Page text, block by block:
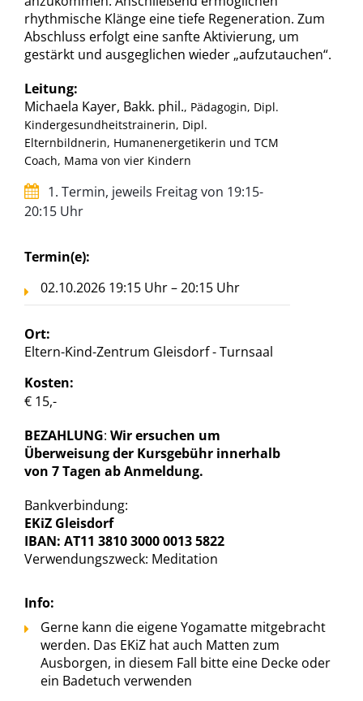
rhythmische Klänge eine tiefe Regeneration. Zum
Abschluss erfolgt eine sanfte Aktivierung, um
gestärkt und ausgeglichen wieder „aufzutauchen“.
Leitung:
Michaela Kayer, Bakk. phil., Pädagogin, Dipl.
Kindergesundheitstrainerin, Dipl.
Elternbildnerin, Humanenergetikerin und TCM
Coach, Mama von vier Kindern
1. Termin, jeweils Freitag von 19:15-
20:15 Uhr
Termin(e):
02.10.2026 19:15 Uhr – 20:15 Uhr
Ort:
Eltern-Kind-Zentrum Gleisdorf - Turnsaal
Kosten:
€ 15,-
BEZAHLUNG: Wir ersuchen um
Überweisung der Kursgebühr innerhalb
von 7 Tagen ab Anmeldung.
Bankverbindung:
EKiZ Gleisdorf
IBAN: AT11 3810 3000 0013 5822
Verwendungszweck: Meditation
Info:
Gerne kann die eigene Yogamatte mitgebracht
werden. Das EKiZ hat auch Matten zum
Ausborgen, in diesem Fall bitte eine Decke oder
ein Badetuch verwenden